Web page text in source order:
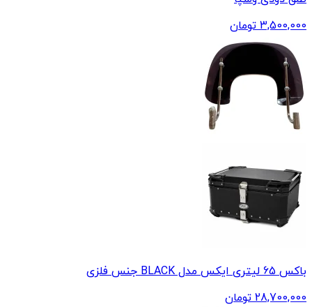
3,500,000 تومان
باکس 65 لیتری ایکس مدل BLACK جنس فلزی
28,700,000 تومان